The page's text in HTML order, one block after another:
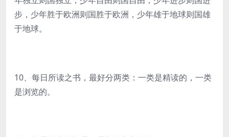
步，少年胜于欧洲则国胜于欧洲，少年雄于地球则国雄
于地球。
10、每日所读之书，最好分两类：一类是精读的，一类
是浏览的。